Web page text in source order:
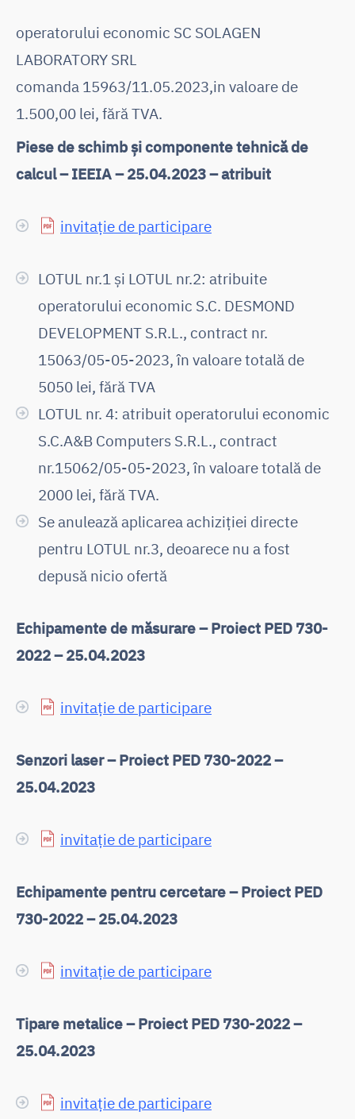
operatorului economic SC SOLAGEN
LABORATORY SRL
comanda 15963/11.05.2023,in valoare de
1.500,00 lei, fără TVA.
Piese de schimb și componente tehnică de
calcul – IEEIA – 25.04.2023 – atribuit
invitație de participare
LOTUL nr.1 și LOTUL nr.2: atribuite
operatorului economic S.C. DESMOND
DEVELOPMENT S.R.L., contract nr.
15063/05-05-2023, în valoare totală de
5050 lei, fără TVA
LOTUL nr. 4: atribuit operatorului economic
S.C.A&B Computers S.R.L., contract
nr.15062/05-05-2023, în valoare totală de
2000 lei, fără TVA.
Se anulează aplicarea achiziției directe
pentru LOTUL nr.3, deoarece nu a fost
depusă nicio ofertă
Echipamente de măsurare – Proiect PED 730-
2022 – 25.04.2023
invitație de participare
Senzori laser – Proiect PED 730-2022 –
25.04.2023
invitație de participare
Echipamente pentru cercetare – Proiect PED
730-2022 – 25.04.2023
invitație de participare
Tipare metalice – Proiect PED 730-2022 –
25.04.2023
invitație de participare